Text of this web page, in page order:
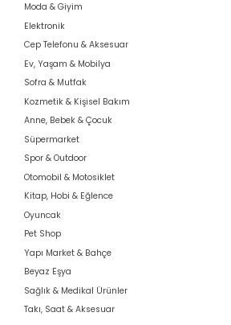
Moda & Giyim
Elektronik
Cep Telefonu & Aksesuar
Ev, Yaşam & Mobilya
Sofra & Mutfak
Kozmetik & Kişisel Bakım
Anne, Bebek & Çocuk
Süpermarket
Spor & Outdoor
Otomobil & Motosiklet
Kitap, Hobi & Eğlence
Oyuncak
Pet Shop
Yapı Market & Bahçe
Beyaz Eşya
Sağlık & Medikal Ürünler
Takı, Saat & Aksesuar